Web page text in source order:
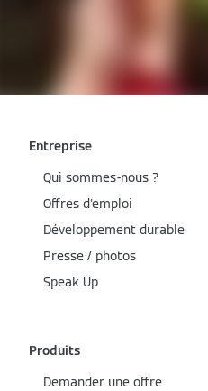
Entreprise
Qui sommes-nous ?
Offres d'emploi
Développement durable
Presse / photos
Speak Up
Produits
Demander une offre